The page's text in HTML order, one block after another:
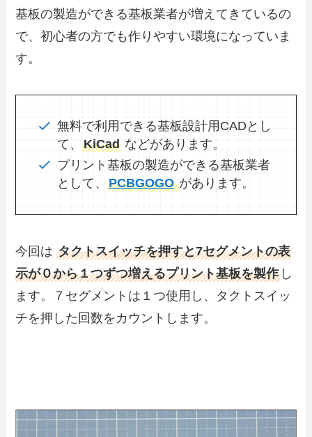
基板の製造ができる基板業者が増えてきているの
で、初心者の方でも作りやすい環境になっていま
す。
無料で利用できる基板設計用CADとし
て、 KiCadなどがあります。
プリント基板の製造ができる基板業者
として、 PCBGOGO があります。
今回はタクトスイッチを押すと7セグメントの表
示が０から１つずつ増えるプリント基板を製作 し
ます。７セグメントは１つ使用し、タクトスイッ
チを押した回数をカウントします。